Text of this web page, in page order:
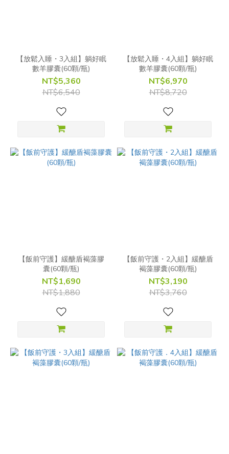
【放鬆入睡・3入組】躺好眠
數羊膠囊(60顆/瓶)
NT$5,360
NT$6,540
【放鬆入睡・4入組】躺好眠
數羊膠囊(60顆/瓶)
NT$6,970
NT$8,720
【飯前守護】緩醣盾褐藻膠
囊(60顆/瓶)
NT$1,690
NT$1,880
【飯前守護・2入組】緩醣盾
褐藻膠囊(60顆/瓶)
NT$3,190
NT$3,760